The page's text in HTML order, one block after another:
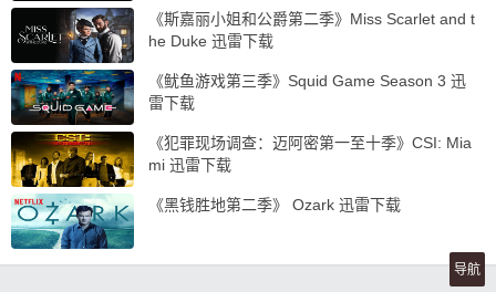
《斯嘉丽小姐和公爵第二季》Miss Scarlet and t
he Duke 迅雷下载
《鱿鱼游戏第三季》Squid Game Season 3 迅
雷下载
《犯罪现场调查：迈阿密第一至十季》CSI: Mia
mi 迅雷下载
《黑钱胜地第二季》 Ozark 迅雷下载
导航